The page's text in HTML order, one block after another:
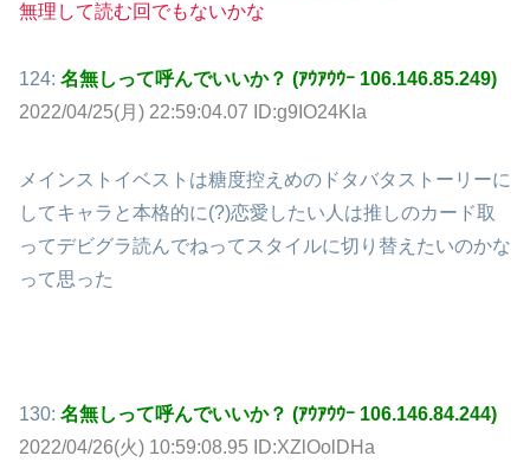
無理して読む回でもないかな
124: 名無しって呼んでいいか？ (ｱｳｱｳｳｰ 106.146.85.249)
2022/04/25(月) 22:59:04.07 ID:g9IO24KIa
メインストイベストは糖度控えめのドタバタストーリーに
してキャラと本格的に(?)恋愛したい人は推しのカード取
ってデビグラ読んでねってスタイルに切り替えたいのかな
って思った
130: 名無しって呼んでいいか？ (ｱｳｱｳｳｰ 106.146.84.244)
2022/04/26(火) 10:59:08.95 ID:XZlOolDHa